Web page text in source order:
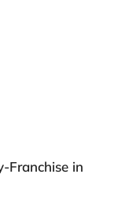
Franchise in